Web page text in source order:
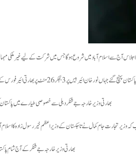
پر 3 بجکر 26 منٹ پر بھارتی ائیرفورس کے طیارے نے لینڈ کیا۔
بھارتی وزیر خارجہ جے شنکر دہلی سے خصوصی طیارے میں
تجارت جام کمال نے تاجکستان کے وزیراعظم خیر رسول زادہ کا اسلام
بھارتی وزیر خارجہ جے شنکر کے آج شام